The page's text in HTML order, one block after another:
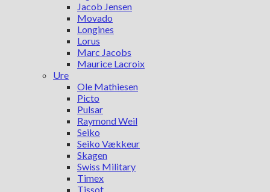
Jacob Jensen
Movado
Longines
Lorus
Marc Jacobs
Maurice Lacroix
Ure
Ole Mathiesen
Picto
Pulsar
Raymond Weil
Seiko
Seiko Vækkeur
Skagen
Swiss Military
Timex
Tissot